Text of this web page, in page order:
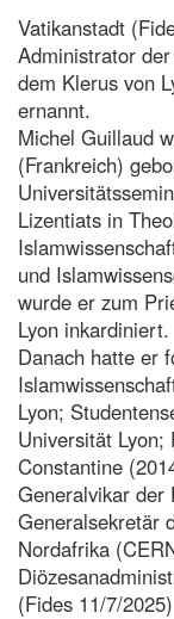
Vatikanstadt
Administrator
dem Klerus von
ernannt.
Michel Guillaud
(Frankreich)
Lizentiats in
und
wurde er zum
Lyon inkardiniert.
Danach hatte er
Lyon;
Universität
Constantine
Generalvikar der
Generalsekretär
Nordafrika
(Fides 11/7/2025)